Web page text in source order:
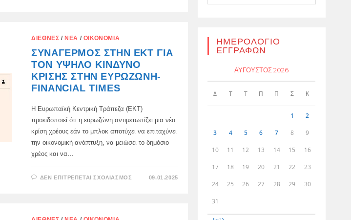
ΔΙΕΘΝΈΣ / ΝΈΑ / ΟΙΚΟΝΟΜΊΑ
ΣΥΝΑΓΕΡΜΌΣ ΣΤΗΝ ΕΚΤ ΓΙΑ
ΤΟΝ ΥΨΗΛΌ ΚΊΝΔΥΝΟ
ΚΡΊΣΗΣ ΣΤΗΝ ΕΥΡΩΖΏΝΗ-
FINANCIAL TIMES
Η Ευρωπαϊκή Κεντρική Τράπεζα (ΕΚΤ)
προειδοποιεί ότι η ευρωζώνη αντιμετωπίζει μια νέα
κρίση χρέους εάν το μπλοκ αποτύχει να επιταχύνει
την οικονομική ανάπτυξη, να μειώσει το δημόσιο
χρέος και να…
ΔΕΝ ΕΠΙΤΡΈΠΕΤΑΙ ΣΧΟΛΙΑΣΜΌΣ 09.01.2025
ΗΜΕΡΟΛΌΓΙΟ
ΕΓΓΡΑΦΏΝ
ΑΎΓΟΥΣΤΟΣ 2026
Δ Τ Τ Π Π Σ Κ
1 2
3 4 5 6 7 8 9
10 11 12 13 14 15 16
17 18 19 20 21 22 23
24 25 26 27 28 29 30
31